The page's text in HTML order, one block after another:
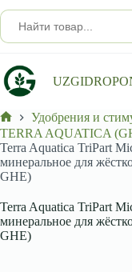
к
сути
Главная
Удобрения и
TERRA AQUATICA
Terra Aquatica TriPart
минеральное для
GHE)
Terra Aquatica TriPart
минеральное для
GHE)